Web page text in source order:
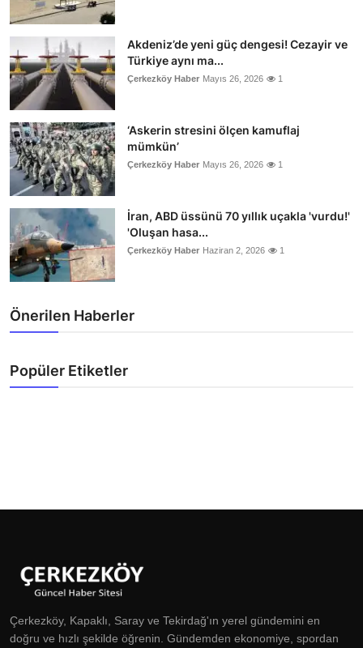
Akdeniz’de yeni güç dengesi! Cezayir ve
Türkiye aynı ma...
Çerkezköy Haber Mayıs 26, 2026 1
‘Askerin stresini ölçen kamuflaj
mümkün’
Çerkezköy Haber Mayıs 26, 2026 1
İran, ABD üssünü 70 yıllık uçakla 'vurdu!'
'Oluşan hasa...
Çerkezköy Haber Haziran 2, 2026 1
Önerilen Haberler
Popüler Etiketler
Çerkezköy, Kapaklı, Saray ve Tekirdağ'ın yerel gündemini en
doğru ve hızlı şekilde öğrenin. Gündemden ekonomiye, spordan